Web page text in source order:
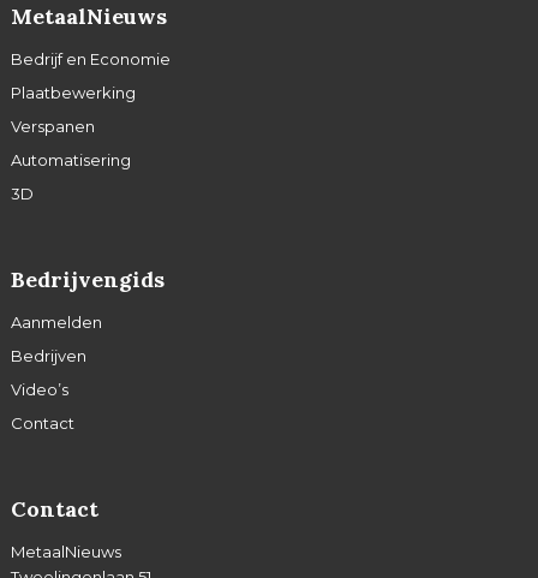
MetaalNieuws
Bedrijf en Economie
Plaatbewerking
Verspanen
Automatisering
3D
Bedrijvengids
Aanmelden
Bedrijven
Video’s
Contact
Contact
MetaalNieuws